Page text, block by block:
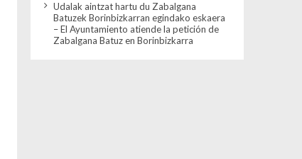
Udalak aintzat hartu du Zabalgana
Batuzek Borinbizkarran egindako eskaera
– El Ayuntamiento atiende la petición de
Zabalgana Batuz en Borinbizkarra